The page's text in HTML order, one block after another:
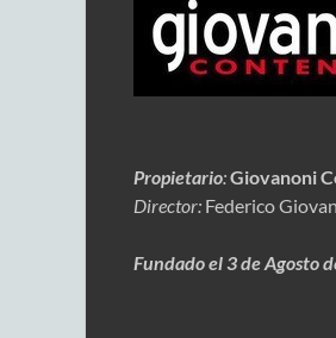
Propietario:Giovanoni
Director: Federico
Fundado el 3 de Agosto